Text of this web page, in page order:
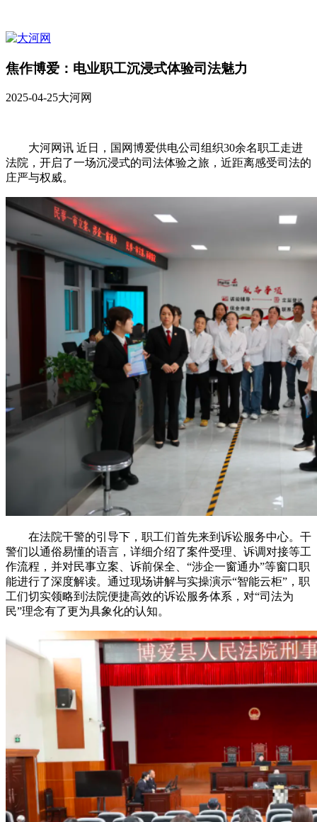
焦作博爱：电业职工沉浸式体验司法魅力
2025-04-25大河网
大河网讯 近日，国网博爱供电公司组织30余名职工走进
法院，开启了一场沉浸式的司法体验之旅，近距离感受司法的
庄严与权威。
在法院干警的引导下，职工们首先来到诉讼服务中心。干
警们以通俗易懂的语言，详细介绍了案件受理、诉调对接等工
作流程，并对民事立案、诉前保全、“涉企一窗通办”等窗口职
能进行了深度解读。通过现场讲解与实操演示“智能云柜”，职
工们切实领略到法院便捷高效的诉讼服务体系，对“司法为
民”理念有了更为具象化的认知。